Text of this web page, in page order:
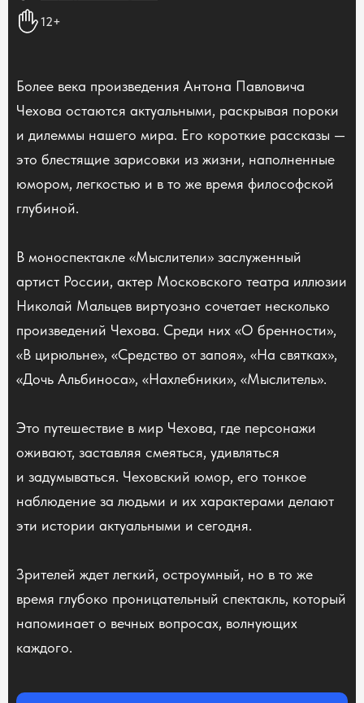
12+
Более века произведения Антона Павловича
Чехова остаются актуальными, раскрывая пороки
и дилеммы нашего мира. Его короткие рассказы —
это блестящие зарисовки из жизни, наполненные
юмором, легкостью и в то же время философской
глубиной.
В моноспектакле «Мыслители» заслуженный
артист России, актер Московского театра иллюзии
Николай Мальцев виртуозно сочетает несколько
произведений Чехова. Среди них «О бренности»,
«В цирюльне», «Средство от запоя», «На святках»,
«Дочь Альбиноса», «Нахлебники», «Мыслитель».
Это путешествие в мир Чехова, где персонажи
оживают, заставляя смеяться, удивляться
и задумываться. Чеховский юмор, его тонкое
наблюдение за людьми и их характерами делают
эти истории актуальными и сегодня.
Зрителей ждет легкий, остроумный, но в то же
время глубоко проницательный спектакль, который
напоминает о вечных вопросах, волнующих
каждого.